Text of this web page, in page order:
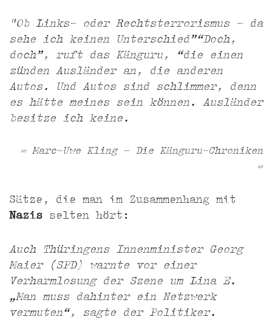
"Ob Links- oder Rechtsterrorismus – da
sehe ich keinen Unterschied”“Doch,
doch”, ruft das Känguru, “die einen
zünden Ausländer an, die anderen
Autos. Und Autos sind schlimmer, denn
es hätte meines sein können. Ausländer
besitze ich keine.
= Marc-Uwe Kling - Die Känguru-Chroniken
=
Sätze, die man im Zusammenhang mit
Nazis selten hört:
Auch Thüringens Innenminister Georg
Maier (SPD) warnte vor einer
Verharmlosung der Szene um Lina E.
„Man muss dahinter ein Netzwerk
vermuten“, sagte der Politiker.